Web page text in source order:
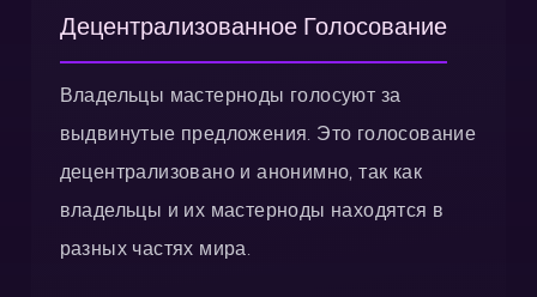
Децентрализованное Голосование
Владельцы мастерноды голосуют за
выдвинутые предложения. Это голосование
децентрализовано и анонимно, так как
владельцы и их мастерноды находятся в
разных частях мира.